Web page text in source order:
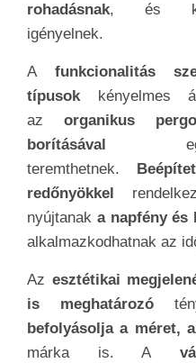
rohadásnak, és
igényelnek.
A funkcionalitás
típusok kényelmes
az organikus
borításával
teremthetnek.
redőnyökkel
nyújtanak a napfény és
alkalmazkodhatnak az
Az esztétikai
is meghatározó
befolyásolja a méret,
márka is. A